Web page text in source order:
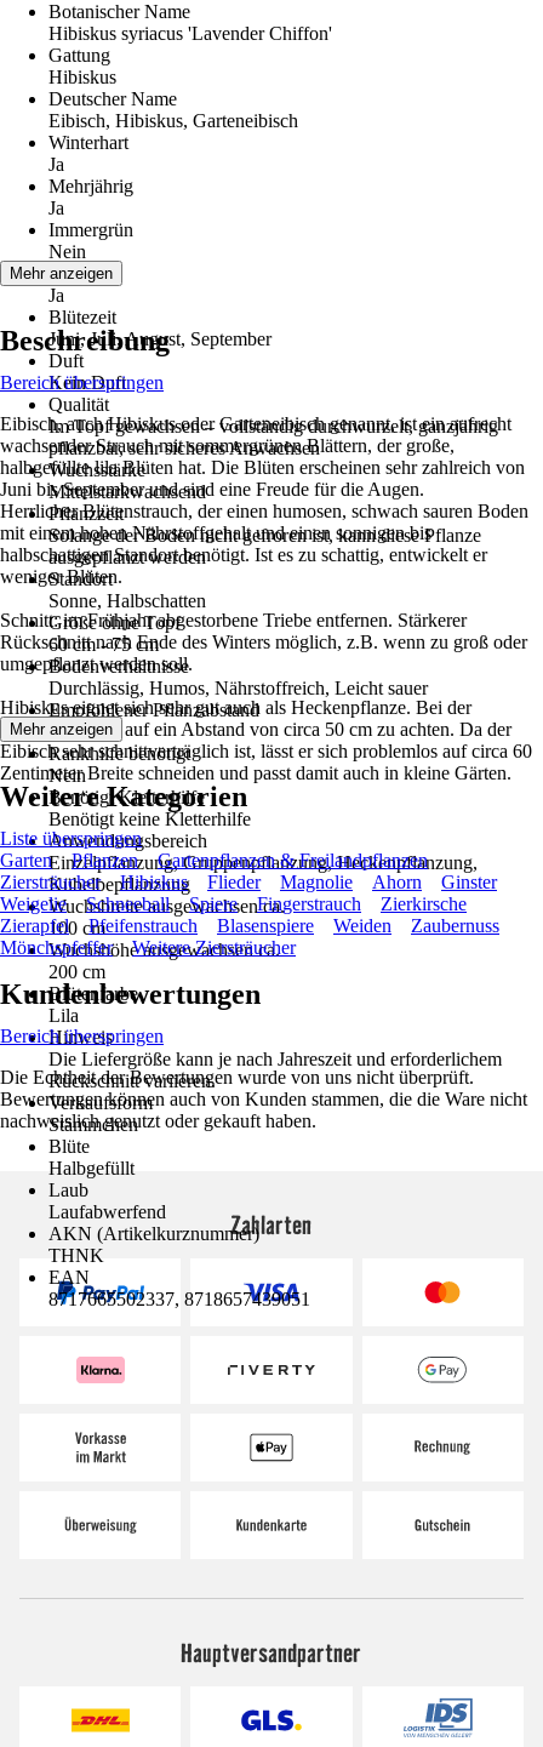
Botanischer Name
Hibiskus syriacus 'Lavender Chiffon'
Gattung
Hibiskus
Deutscher Name
Eibisch, Hibiskus, Garteneibisch
Winterhart
Ja
Mehrjährig
Ja
Immergrün
Nein
Blüte
Ja
Blütezeit
Juni, Juli, August, September
Duft
Kein Duft
Qualität
Im Topf gewachsen – vollständig durchwurzelt, ganzjährig
pflanzbar, sehr sicheres Anwachsen
Wuchsstärke
Mittelstarkwachsend
Pflanzzeit
Solange der Boden nicht gefroren ist, kann diese Pflanze
ausgepflanzt werden
Standort
Sonne, Halbschatten
Größe ohne Topf
60 cm - 75 cm
Bodenverhältnisse
Durchlässig, Humos, Nährstoffreich, Leicht sauer
Empfohlener Pflanzabstand
80 cm
Rankhilfe benötigt
Nein
Benötigt Kletterhilfe
Benötigt keine Kletterhilfe
Anwendungsbereich
Einzelpflanzung, Gruppenpflanzung, Heckenpflanzung,
Kübelbepflanzung
Wuchsbreite ausgewachsen ca.
100 cm
Wuchshöhe ausgewachsen ca.
200 cm
Blütenfarbe
Lila
Hinweis
Die Liefergröße kann je nach Jahreszeit und erforderlichem
Rückschnitt variieren.
Verkaufsform
Stämmchen
Blüte
Halbgefüllt
Laub
Laufabwerfend
AKN (Artikelkurznummer)
THNK
EAN
8717665502337, 8718657439051
Mehr anzeigen
Beschreibung
Bereich überspringen
Eibisch, auch Hibiskus oder Garteneibisch genannt, ist ein aufrecht
wachsender Strauch mit sommergrünen Blättern, der große,
halbgefüllte lila Blüten hat. Die Blüten erscheinen sehr zahlreich von
Juni bis September und sind eine Freude für die Augen.
Herrlicher Blütenstrauch, der einen humosen, schwach sauren Boden
mit einem hohen Nährstoffgehalt und einen sonnigen bis
halbschattigen Standort benötigt. Ist es zu schattig, entwickelt er
weniger Blüten.
Schnitt: im Frühjahr abgestorbene Triebe entfernen. Stärkerer
Rückschnitt nach Ende des Winters möglich, z.B. wenn zu groß oder
umgepflanzt werden soll.
Hibiskus eignet sich sehr gut auch als Heckenpflanze. Bei der
Bepflanzung ist auf ein Abstand von circa 50 cm zu achten. Da der
Eibisch sehr schnittverträglich ist, lässt er sich problemlos auf circa 60
Zentimeter Breite schneiden und passt damit auch in kleine Gärten.
Mehr anzeigen
Weitere Kategorien
Liste überspringen
Garten
Pflanzen
Gartenpflanzen & Freilandpflanzen
Ziersträucher
Hibiskus Flieder Magnolie Ahorn
Ginster
Weigelie
Schneeball Spiere Fingerstrauch
Zierkirsche
Zierapfel
Pfeifenstrauch Blasenspiere Weiden
Zaubernuss
Mönchspfeffer
Weitere Ziersträucher
Kundenbewertungen
Bereich überspringen
Die Echtheit der Bewertungen wurde von uns nicht überprüft.
Bewertungen können auch von Kunden stammen, die die Ware nicht
nachweislich genutzt oder gekauft haben.
Zahlarten
Hauptversandpartner